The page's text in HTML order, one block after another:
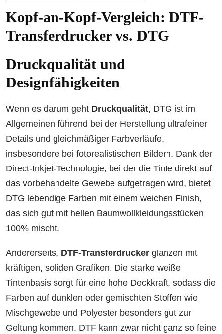
Kopf-an-Kopf-Vergleich: DTF-
Transferdrucker vs. DTG
Druckqualität und
Designfähigkeiten
Wenn es darum geht Druckqualität, DTG ist im
Allgemeinen führend bei der Herstellung ultrafeiner
Details und gleichmäßiger Farbverläufe,
insbesondere bei fotorealistischen Bildern. Dank der
Direct-Inkjet-Technologie, bei der die Tinte direkt auf
das vorbehandelte Gewebe aufgetragen wird, bietet
DTG lebendige Farben mit einem weichen Finish,
das sich gut mit hellen Baumwollkleidungsstücken
100% mischt.
Andererseits, DTF-Transferdrucker glänzen mit
kräftigen, soliden Grafiken. Die starke weiße
Tintenbasis sorgt für eine hohe Deckkraft, sodass die
Farben auf dunklen oder gemischten Stoffen wie
Mischgewebe und Polyester besonders gut zur
Geltung kommen. DTF kann zwar nicht ganz so feine